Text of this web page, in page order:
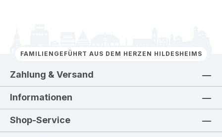
FAMILIENGEFÜHRT AUS DEM HERZEN HILDESHEIMS
Zahlung & Versand
Informationen
Shop-Service